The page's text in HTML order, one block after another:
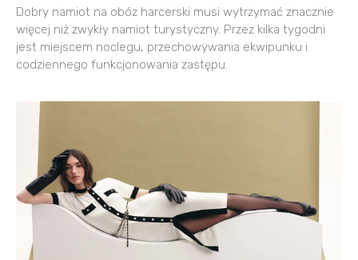
Dobry namiot na obóz harcerski musi wytrzymać znacznie
więcej niż zwykły namiot turystyczny. Przez kilka tygodni
jest miejscem noclegu, przechowywania ekwipunku i
codziennego funkcjonowania zastępu.